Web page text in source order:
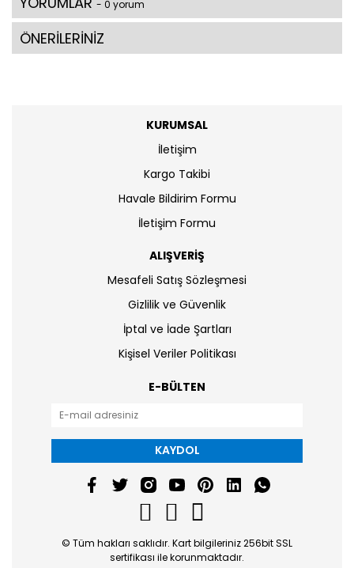
- 0 yorum
ÖNERİLERİNİZ
KURUMSAL
İletişim
Kargo Takibi
Havale Bildirim Formu
İletişim Formu
ALIŞVERİŞ
Mesafeli Satış Sözleşmesi
Gizlilik ve Güvenlik
İptal ve İade Şartları
Kişisel Veriler Politikası
E-BÜLTEN
KAYDOL
© Tüm hakları saklıdır. Kart bilgileriniz 256bit SSL
sertifikası ile korunmaktadır.